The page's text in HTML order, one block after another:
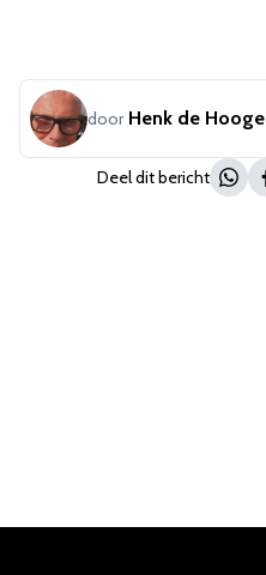
door Henk de Hooge
Deel dit bericht